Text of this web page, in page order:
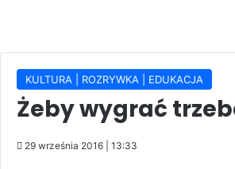
KULTURA | ROZRYWKA | EDUKACJA
Żeby wygrać
29 września 2016 | 13:33